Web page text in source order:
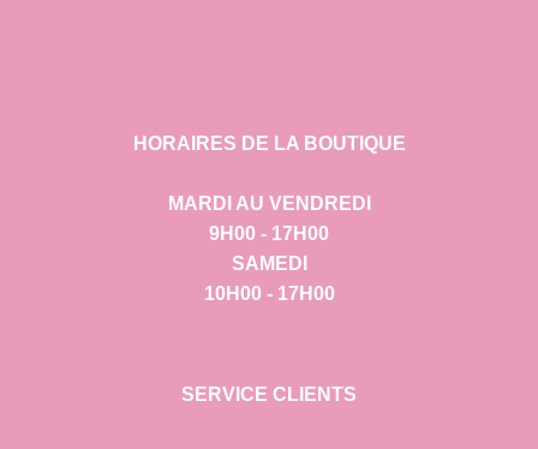
HORAIRES DE LA BOUTIQUE
MARDI AU VENDREDI
9H00 - 17H00
SAMEDI
10H00 - 17H00
SERVICE CLIENTS